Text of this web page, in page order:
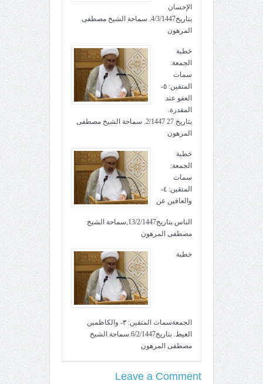
الإحسان
بتاريخ4/3/1447. سماحة الشيخ مصطفى
المرهون
خطبة
الجمعة:
سمات
المتقين: ٥-
العفو عند
المقدرة.
بتاريخ 27 2/1447. سماحة الشيخ مصطفى
المرهون
خطبة
الجمعة:
سمات
المتقين: ٤-
والعافين عن
الناس.بتاريخ13/2/1447,سماحة الشيخ
مصطفى المرهون
خطبة
الجمعةسمات المتقين: ٣- والكاظمين
الغيظ. بتاريخ6/2/1447.سماحة الشيخ
مصطفى المرهون
Leave a Comment